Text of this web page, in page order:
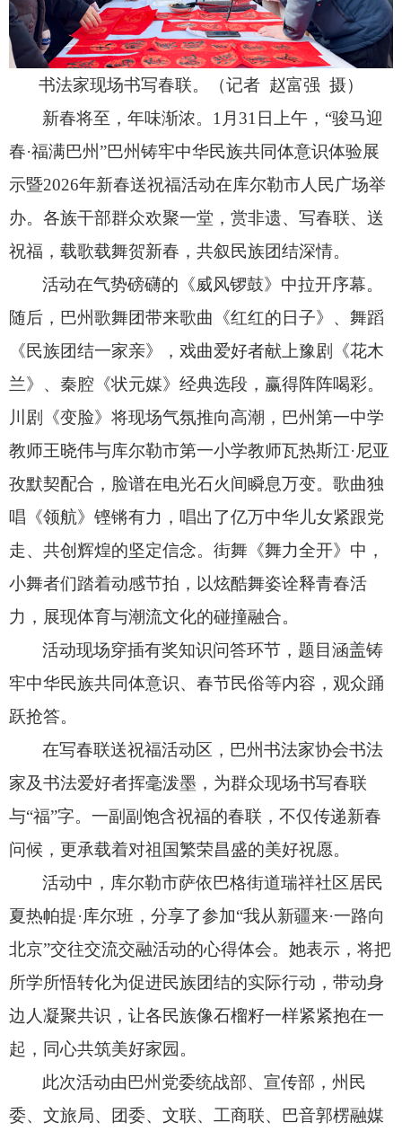
书法家现场书写春联。（记者 赵富强 摄）
新春将至，年味渐浓。 1月31日上午， “骏马迎
春·福满巴州”巴州铸牢中华民族共同体意识体验展
示暨2026年新春送祝福活动在库尔勒市人民广场举
办。 各族干部群众欢聚一堂， 赏非遗、 写春联、 送
祝福， 载歌载舞贺新春， 共叙民族团结深情。
活动在气势磅礴的《威风锣鼓》中拉开序幕。
随后， 巴州歌舞团带来歌曲《红红的日子》、 舞蹈
《民族团结一家亲》， 戏曲爱好者献上豫剧《花木
兰》、 秦腔《状元媒》经典选段， 赢得阵阵喝彩。
川剧《变脸》将现场气氛推向高潮， 巴州第一中学
教师王晓伟与库尔勒市第一小学教师瓦热斯江·尼亚
孜默契配合， 脸谱在电光石火间瞬息万变。 歌曲独
唱《领航》铿锵有力， 唱出了亿万中华儿女紧跟党
走、 共创辉煌的坚定信念。 街舞《舞力全开》中，
小舞者们踏着动感节拍， 以炫酷舞姿诠释青春活
力， 展现体育与潮流文化的碰撞融合。
活动现场穿插有奖知识问答环节， 题目涵盖铸
牢中华民族共同体意识、 春节民俗等内容， 观众踊
跃抢答。
在写春联送祝福活动区， 巴州书法家协会书法
家及书法爱好者挥毫泼墨， 为群众现场书写春联
与“福”字。 一副副饱含祝福的春联， 不仅传递新春
问候， 更承载着对祖国繁荣昌盛的美好祝愿。
活动中， 库尔勒市萨依巴格街道瑞祥社区居民
夏热帕提·库尔班， 分享了参加“我从新疆来·一路向
北京”交往交流交融活动的心得体会。 她表示， 将把
所学所悟转化为促进民族团结的实际行动， 带动身
边人凝聚共识， 让各民族像石榴籽一样紧紧抱在一
起， 同心共筑美好家园。
此次活动由巴州党委统战部、宣传部，州民
委、 文旅局、 团委、 文联、 工商联、
巴音郭楞融媒